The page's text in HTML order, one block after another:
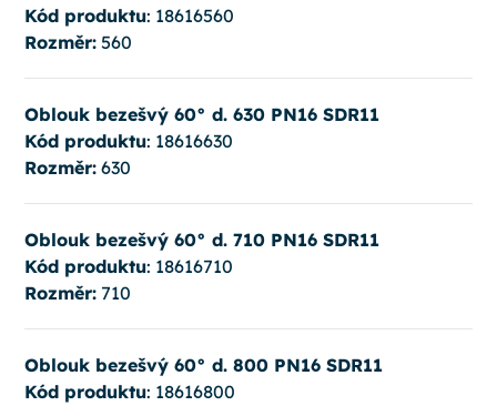
Kód produktu: 18616560
Rozměr:560
Oblouk bezešvý 60° d. 630 PN16 SDR11
Kód produktu: 18616630
Rozměr:630
Oblouk bezešvý 60° d. 710 PN16 SDR11
Kód produktu: 18616710
Rozměr:710
Oblouk bezešvý 60° d. 800 PN16 SDR11
Kód produktu: 18616800